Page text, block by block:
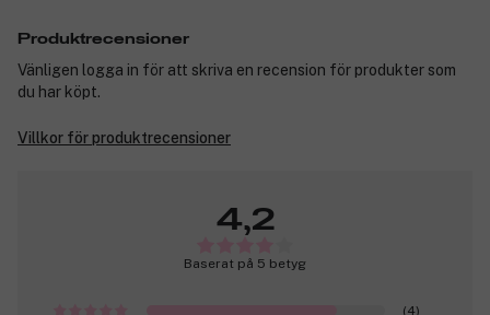
Produktrecensioner
Vänligen logga in för att skriva en recension för produkter som
du har köpt.
Villkor för produktrecensioner
4,2
Baserat på 5 betyg
(4)